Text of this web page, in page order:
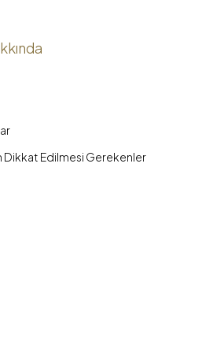
Dikkat Edilmesi Gerekenler